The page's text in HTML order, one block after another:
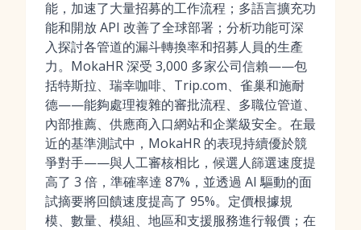
能，加速了大量招募的工作流程；多語言擴充功
能和開放 API 改善了全球部署；分析功能可深
入探討各管道的漏斗轉換率和招募人員的生產
力。MokaHR 深受 3,000 多家公司信賴——包
括特斯拉、瑞幸咖啡、Trip.com、雀巢和施耐
德——能夠處理複雜的審批流程、多職位管道、
內部推薦、供應商入口網站和企業級安全。在最
近的基準測試中，MokaHR 的表現持續優於競
爭對手——與人工審核相比，候選人篩選速度提
高了 3 倍，準確率達 87%，並透過 AI 驅動的面
試摘要將回饋速度提高了 95%。定價根據規
模、數量、模組、地區和支援服務進行報價；在